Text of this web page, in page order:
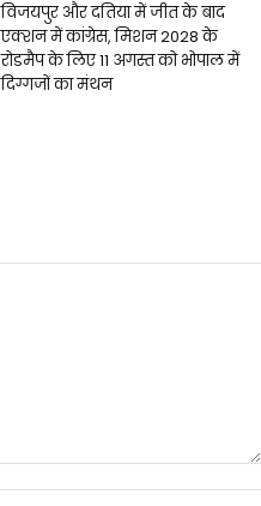
विजयपुर और दतिया में जीत के बाद
एक्शन में कांग्रेस, मिशन 2028 के
रोडमैप के लिए 11 अगस्त को भोपाल में
दिग्गजों का मंथन